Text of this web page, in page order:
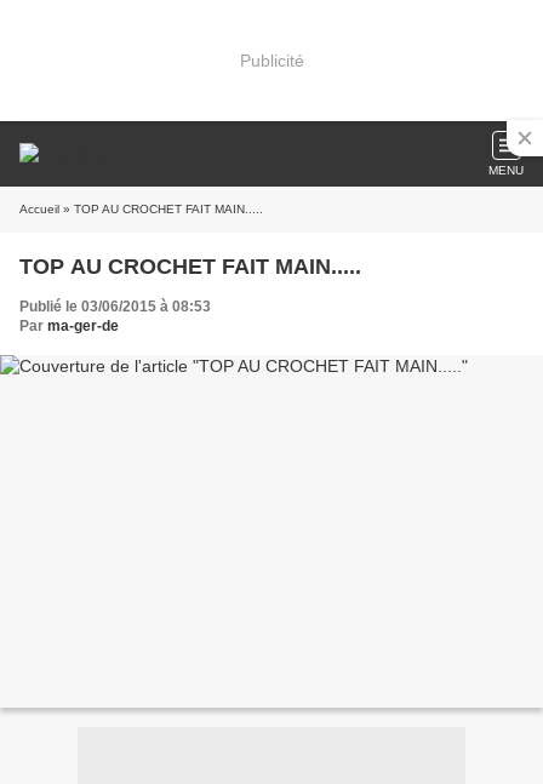
Publicité
MENU
Accueil » TOP AU CROCHET FAIT MAIN.....
TOP AU CROCHET FAIT MAIN.....
Publié le 03/06/2015 à 08:53
Par ma-ger-de